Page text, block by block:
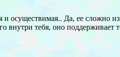
осуществимая.. Да, ее сложно
тебя, оно поддерживает